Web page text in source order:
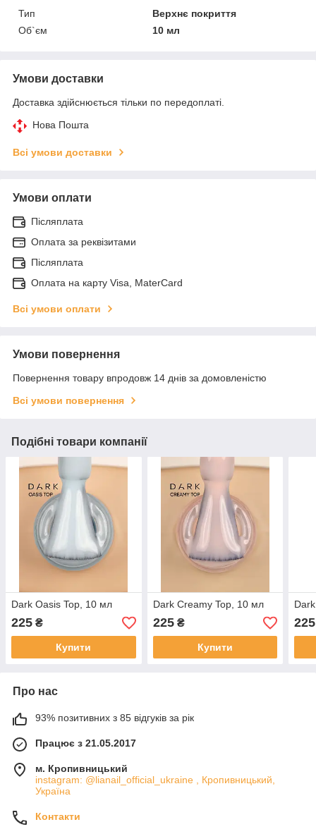
Тип
Верхнє покриття
Об`єм
10 мл
Умови доставки
Доставка здійснюється тільки по передоплаті.
Нова Пошта
Всі умови доставки
Умови оплати
Післяплата
Оплата за реквізитами
Післяплата
Оплата на карту Visa, MaterCard
Всі умови оплати
Умови повернення
Повернення товару впродовж 14 днів за домовленістю
Всі умови повернення
Подібні товари компанії
Dark Oasis Top, 10 мл
225 ₴
Купити
Dark Creamy Top, 10 мл
225₴
Купити
225
Про нас
93% позитивних з 85 відгуків за рік
Працює з 21.05.2017
м. Кропивницький
instagram: @lianail_official_ukraine , Кропивницький,
Україна
Контакти